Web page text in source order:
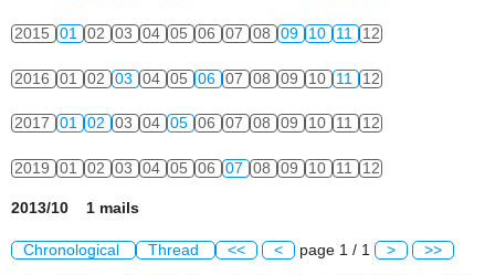
2015 01 02 03 04 05 06 07 08 09 10 11 12
2016 01 02 03 04 05 06 07 08 09 10 11 12
2017 01 02 03 04 05 06 07 08 09 10 11 12
2019 01 02 03 04 05 06 07 08 09 10 11 12
2013/10 1 mails
Chronological Thread << < page 1 / 1 > >>